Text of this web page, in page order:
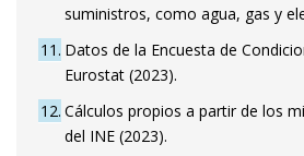
suministros, como agua, gas y
11 Datos de la Encuesta de
Eurostat (2023).
12 Cálculos propios a partir de los
del INE (2023).